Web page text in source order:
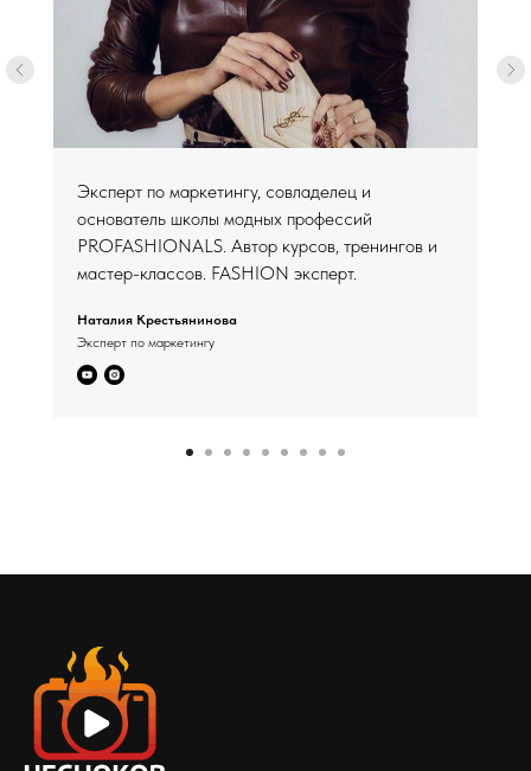
Эксперт по маркетингу, совладелец и
основатель школы модных профессий
PROFASHIONALS. Автор курсов, тренингов и
мастер-классов. FASHION эксперт.
Наталия Крестьянинова
Эксперт по маркетингу